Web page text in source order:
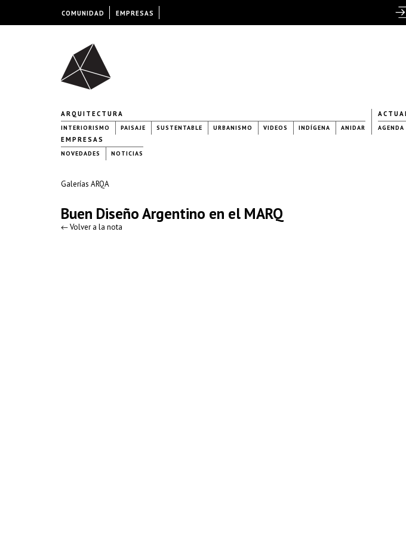
ARQUITECTURA
INTERIORISMO PAISAJE SUSTENTABLE URBANISMO VIDEOS INDÍGENA ANIDAR AGENDA
EMPRESAS
NOVEDADES NOTICIAS
Galerías ARQA
Buen Diseño Argentino en el MARQ
← Volver a la nota
COMUNIDAD EMPRESAS